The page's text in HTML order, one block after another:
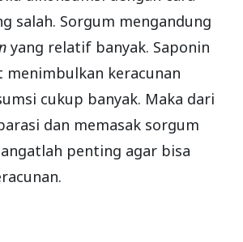
salah. Sorgum mengandung
yang relatif banyak. Saponin
keracunan
cukup banyak. Maka dari
dan memasak sorgum
penting agar bisa